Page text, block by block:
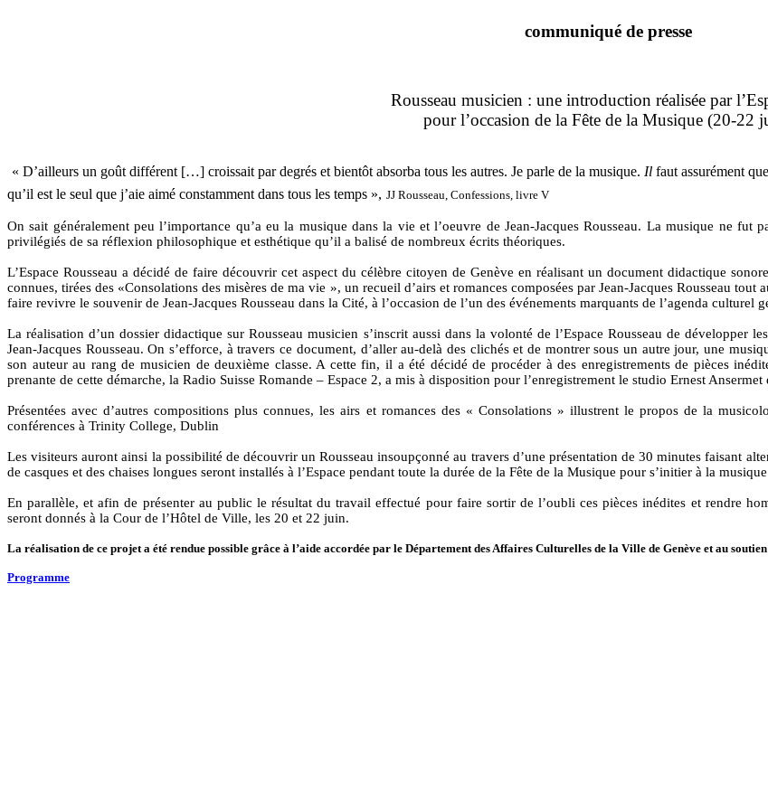
communiqué de presse
Rousseau musicien : une introduction réalisée par
pour l’occasion de la Fête de la Musique (20-22
« D’ailleurs un goût différent […] croissait par degrés et bientôt absorba tous les autres. Je parle de la musique. Il faut assurément
qu’il est le seul que j’aie aimé constamment dans tous les temps », JJ Rousseau, Confessions, livre V
On sait généralement peu l’importance qu’a eu la musique dans la vie et l’oeuvre de Jean-Jacques Rousseau. La musique ne fut
privilégiés de sa réflexion philosophique et esthétique qu’il a balisé de nombreux écrits théoriques.
L’Espace Rousseau a décidé de faire découvrir cet aspect du célèbre citoyen de Genève en réalisant un document didactique
connues,tirées des «Consolations des misères de ma vie », un recueil d’airs et romances composées par Jean-Jacques Rousseau
faire revivre le souvenir de Jean-Jacques Rousseau dans la Cité, à l’occasion de l’un des événements marquants de l’agenda culturel
La réalisation d’un dossier didactique sur Rousseau musicien s’inscrit aussi dans la volonté de l’Espace Rousseau de
Jean-Jacques Rousseau. On s’efforce, à travers ce document, d’aller au-delà des clichés et de montrer sous un autre jour, une
son auteur au rang de musicien de deuxième classe. A cette fin, il a été décidé de procéder à des enregistrements de pièces
prenante de cette démarche, la Radio Suisse Romande – Espace 2, a mis à disposition pour l’enregistrement le studio Ernest
Présentées avec d’autres compositions plus connues, les airs et romances des « Consolations » illustrent le proposde la
conférences à Trinity College, Dublin
Les visiteurs auront ainsi la possibilité de découvrir un Rousseau insoupçonné au travers d’une présentation de 30 minutes faisant
de casques et des chaises longues seront installés à l’Espace pendant toute la durée de la Fête de la Musique pour s’initier à la
En parallèle, et afin de présenter au public le résultat du travail effectué pour faire sortir de l’oubli ces pièces inédites et rendre
seront donnés à la Cour de l’Hôtel de Ville, les 20 et 22 juin.
La réalisation de ce projet a été rendue possible grâce à l’aide accordée par le Département des Affaires Culturelles de la Ville de Genève et au
Programme